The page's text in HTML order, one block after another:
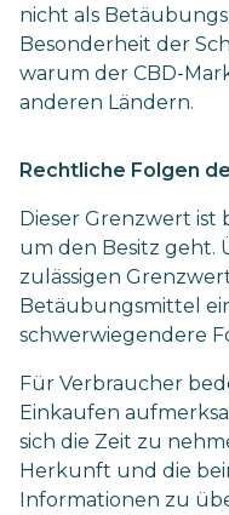
nicht als
Besonderheit der
warum der CBD-
anderen Ländern.
Rechtliche Folgen
Dieser Grenzwert ist
um den Besitz geht.
zulässigen
Betäubungsmittel
schwerwiegendere
Für Verbraucher
Einkaufen
sich die Zeit zu
Herkunft und die
Informationen zu